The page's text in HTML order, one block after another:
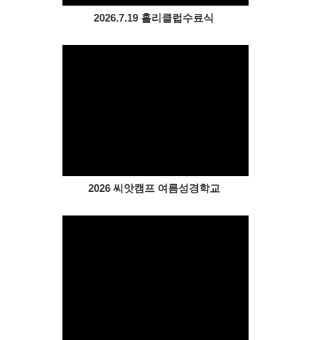
2026.7.19 홀리클럽수료식
2026 씨앗캠프 여름성경학교